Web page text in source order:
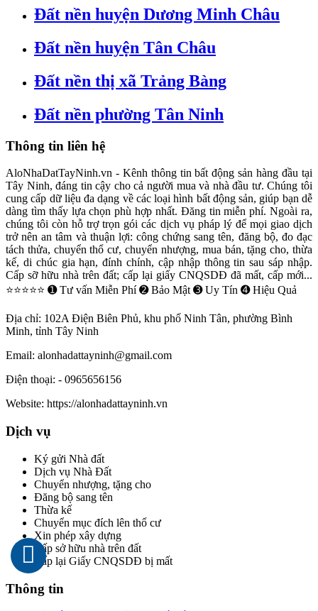
Đất nền huyện Dương Minh Châu
Đất nền huyện Tân Châu
Đất nền thị xã Trảng Bàng
Đất nền phường Tân Ninh
Thông tin liên hệ
AloNhaDatTayNinh.vn - Kênh thông tin bất động sản hàng đầu tại
Tây Ninh, đáng tin cậy cho cả người mua và nhà đầu tư. Chúng tôi
cung cấp dữ liệu đa dạng về các loại hình bất động sản, giúp bạn dễ
dàng tìm thấy lựa chọn phù hợp nhất. Đăng tin miễn phí. Ngoài ra,
chúng tôi còn hỗ trợ trọn gói các dịch vụ pháp lý để mọi giao dịch
trở nên an tâm và thuận lợi: công chứng sang tên, đăng bộ, đo đạc
tách thửa, chuyển thổ cư, chuyển nhượng, mua bán, tặng cho, thừa
kế, di chúc gia hạn, đính chính, cập nhập thông tin sau sáp nhập.
Cấp sỡ hữu nhà trên đất; cấp lại giấy CNQSDĐ đã mất, cấp mới...
⭐⭐⭐⭐⭐ ➊ Tư vấn Miễn Phí ➋ Bảo Mật ➌ Uy Tín ➍ Hiệu Quả
Địa chỉ: 102A Điện Biên Phủ, khu phố Ninh Tân, phường Bình
Minh, tỉnh Tây Ninh
Email: alonhadattayninh@gmail.com
Điện thoại: - 0965656156
Website: https://alonhadattayninh.vn
Dịch vụ
Ký gửi Nhà đất
Dịch vụ Nhà Đất
Chuyển nhượng, tặng cho
Đăng bộ sang tên
Thừa kế
Chuyển mục đích lên thổ cư
Xin phép xây dựng
Cấp sở hữu nhà trên đất
Cấp lại Giấy CNQSDĐ bị mất
Thông tin